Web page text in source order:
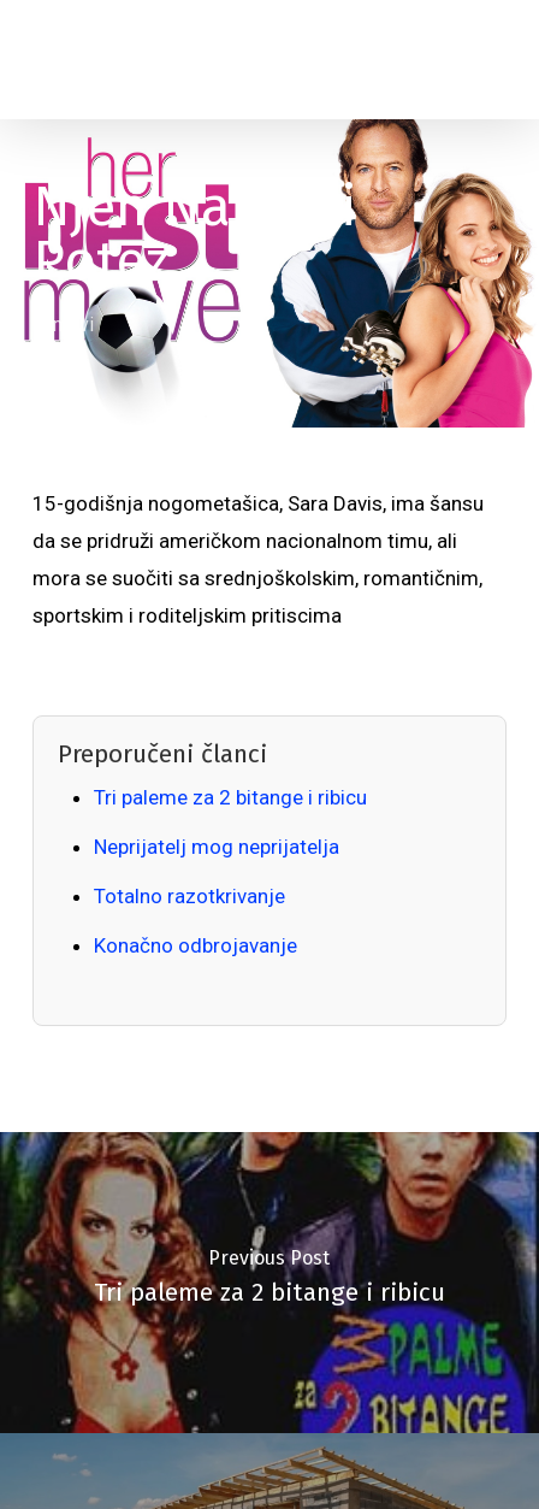
Njen Najbolji
Potez
Filmovi
15-godišnja nogometašica, Sara Davis, ima šansu
da se pridruži američkom nacionalnom timu, ali
mora se suočiti sa srednjoškolskim, romantičnim,
sportskim i roditeljskim pritiscima
Preporučeni članci
Tri paleme za 2 bitange i ribicu
Neprijatelj mog neprijatelja
Totalno razotkrivanje
Konačno odbrojavanje
Previous Post
Tri paleme za 2 bitange i ribicu